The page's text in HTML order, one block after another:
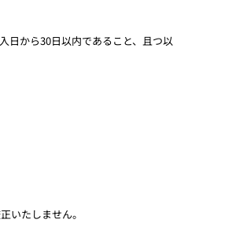
日から30日以内であること、且つ以
いたしません。